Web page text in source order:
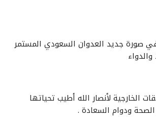
صورة جديد العدوان السعودي المستمر
الخارجية لأنصار الله أطيب تحياتها
ودوام السعادة .